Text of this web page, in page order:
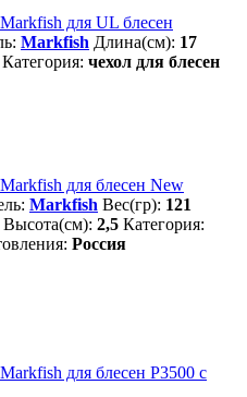
для UL блесен
Markfish Длина(см): 17
Категория: чехол для блесен
для блесен New
Markfish Вес(гр): 121
Высота(см): 2,5 Категория:
Россия
для блесен P3500 с